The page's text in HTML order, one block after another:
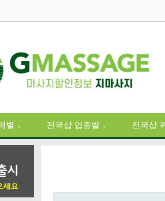
별 ∨ 전국샵 업종별 ∨ 전국샵